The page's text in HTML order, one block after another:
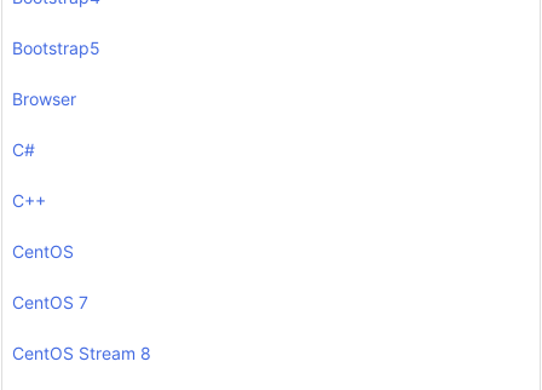
Bootstrap5
Browser
C#
C++
CentOS
CentOS 7
CentOS Stream 8